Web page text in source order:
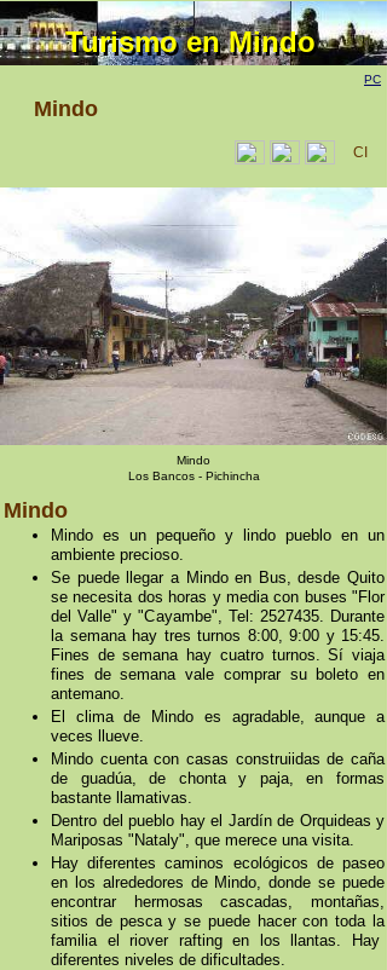
PC
Mindo
Mindo es un pequeño y lindo pueblo en un
ambiente precioso.
Se puede llegar a Mindo en Bus, desde Quito
se necesita dos horas y media con buses "Flor
del Valle" y "Cayambe", Tel: 2527435. Durante
la semana hay tres turnos 8:00, 9:00 y 15:45.
Fines de semana hay cuatro turnos. Sí viaja
fines de semana vale comprar su boleto en
antemano.
El clima de Mindo es agradable, aunque a
veces llueve.
Mindo cuenta con casas construiidas de caña
de guadúa, de chonta y paja, en formas
bastante llamativas.
Dentro del pueblo hay el Jardín de Orquideas y
Mariposas "Nataly", que merece una visita.
Hay diferentes caminos ecológicos de paseo
en los alrededores de Mindo, donde se puede
encontrar hermosas cascadas, montañas,
sitios de pesca y se puede hacer con toda la
familia el riover rafting en los llantas. Hay
diferentes niveles de dificultades.
Mindo
Los Bancos - Pichincha
Turismo en Mindo
Turismo en Mindo
Mindo
CI